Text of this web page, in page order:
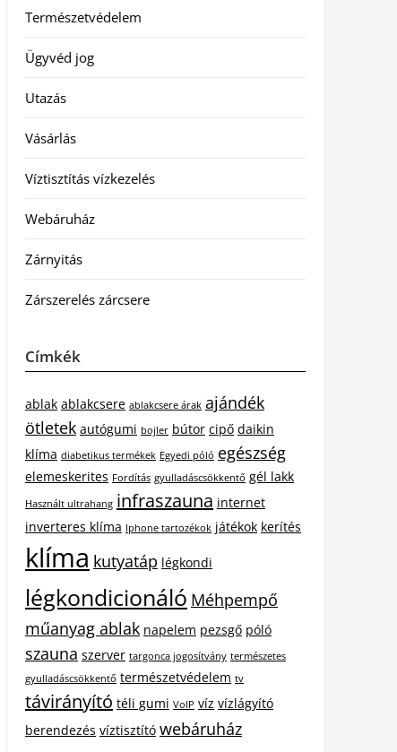
Természetvédelem
Ügyvéd jog
Utazás
Vásárlás
Víztisztítás vízkezelés
Webáruház
Zárnyitás
Zárszerelés zárcsere
Címkék
ablak ablakcsere ablakcsere árak ajándék
ötletek autógumi bojler bútor cipő daikin
klíma diabetikus termékek Egyedi póló egészség
elemeskerites Fordítás gyulladáscsökkentő gél lakk
Használt ultrahang infraszauna internet
inverteres klíma Iphone tartozékok játékok kerítés
klíma kutyatáp légkondi
légkondicionáló Méhpempő
műanyag ablak napelem pezsgő póló
szauna szerver targonca jogosítvány természetes
gyulladáscsökkentő természetvédelem tv
távirányító téli gumi VoIP víz vízlágyító
berendezés víztisztító webáruház